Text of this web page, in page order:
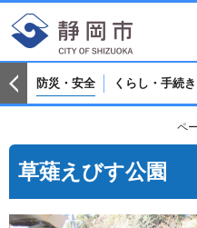
防災・安全 くらし・手続き
ペ
草薙えびす公園